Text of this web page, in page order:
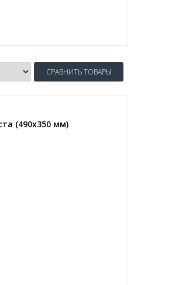
СРАВНИТЬ ТОВАРЫ
(490х350 мм)